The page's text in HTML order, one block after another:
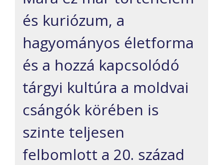
és kuriózum, a
hagyományos életforma
és a hozzá kapcsolódó
tárgyi kultúra a moldvai
csángók körében is
szinte teljesen
felbomlott a 20. század